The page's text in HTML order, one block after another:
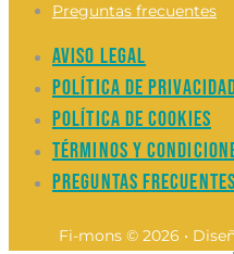
Preguntas frecuentes
Aviso legal
Política de
Política de cookies
Términos y
Preguntas frecuentes
Fi-mons © 2026 •